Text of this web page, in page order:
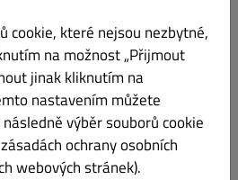
se
Přihlášení
cookie, které nejsou nezbytné,
na možnost „Přijmout
jinak kliknutím na
nastavením můžete
výběr souborů cookie
ochrany osobních
webových stránek).